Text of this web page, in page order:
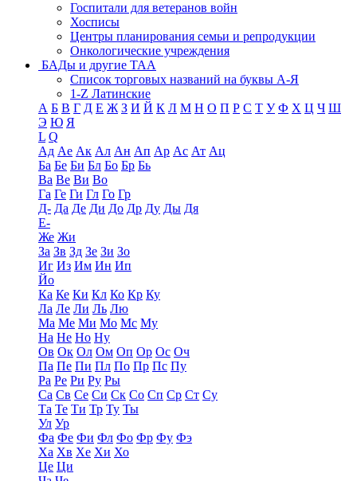
Госпитали для ветеранов войн
Хосписы
Центры планирования семьи и репродукции
Онкологические учреждения
БАДы и другие ТАА
Список торговых названий на буквы А-Я
1-Z Латинские
А Б В Г Д Е Ж З И Й К Л М Н О П Р С Т У Ф Х Ц Ч Ш
Э Ю Я
L Q
Ад Ае Ак Ал Ан Ап Ар Ас Ат Ац
Ба Бе Би Бл Бо Бр Бь
Ва Ве Ви Во
Га Ге Ги Гл Го Гр
Д- Да Де Ди До Др Ду Ды Дя
Е-
Же Жи
За Зв Зд Зе Зи Зо
Иг Из Им Ин Ип
Йо
Ка Ке Ки Кл Ко Кр Ку
Ла Ле Ли Ль Лю
Ма Ме Ми Мо Мс Му
На Не Но Ну
Ов Ок Ол Ом Оп Ор Ос Оч
Па Пе Пи Пл По Пр Пс Пу
Ра Ре Ри Ру Ры
Са Св Се Си Ск Со Сп Ср Ст Су
Та Те Ти Тр Ту Ты
Ул Ур
Фа Фе Фи Фл Фо Фр Фу Фэ
Ха Хв Хе Хи Хо
Це Ци